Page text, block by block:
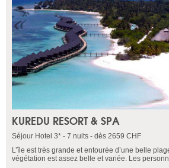
KUREDU RESORT & SPA
Séjour Hotel 3* - 7 nuits - dès 2659 CHF
L’île est très grande et entourée d’une belle
végétation est assez belle et variée. Les